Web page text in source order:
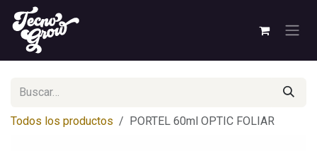
Ir al contenido
Todos los productos PORTEL 60ml OPTIC FOLIAR